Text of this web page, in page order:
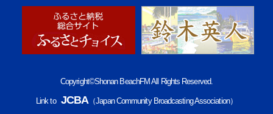
Copyright©Shonan BeachFM All Rights Reserved.
Link to JCBA（Japan Community Broadcasting Association）